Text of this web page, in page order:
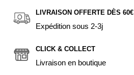
LIVRAISON OFFERTE DÈS 60€
Expédition sous 2-3j
CLICK & COLLECT
Livraison en boutique